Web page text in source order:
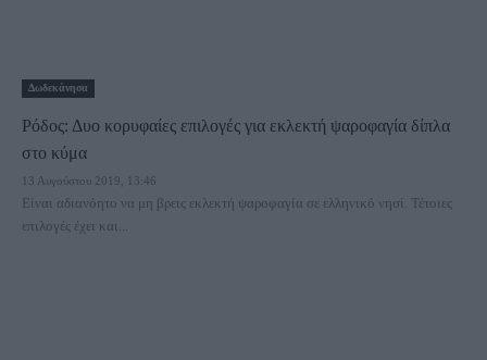
Δωδεκάνησα
Ρόδος: Δυο κορυφαίες επιλογές για εκλεκτή ψαροφαγία δίπλα
στο κύμα
13 Αυγούστου 2019, 13:46
Είναι αδιανόητο να μη βρεις εκλεκτή ψαροφαγία σε ελληνικό νησί. Τέτοιες
επιλογές έχει και...